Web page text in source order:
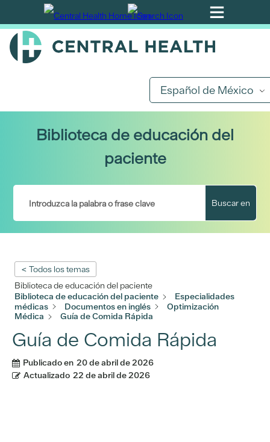
Ir
al
contenido
Español de México
Biblioteca de educación del
paciente
Buscar en
< Todos los temas
Biblioteca de educación del paciente
Biblioteca de educación del paciente
Especialidades
médicas
Documentos en inglés
Optimización
Médica
Guía de Comida Rápida
Guía de Comida Rápida
Publicado en 20 de abril de 2026
Actualizado 22 de abril de 2026